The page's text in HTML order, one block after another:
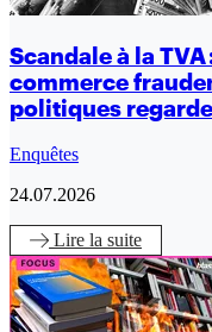
Scandale à la
commerce
politiques
Enquêtes
24.07.2026
Lire la suite